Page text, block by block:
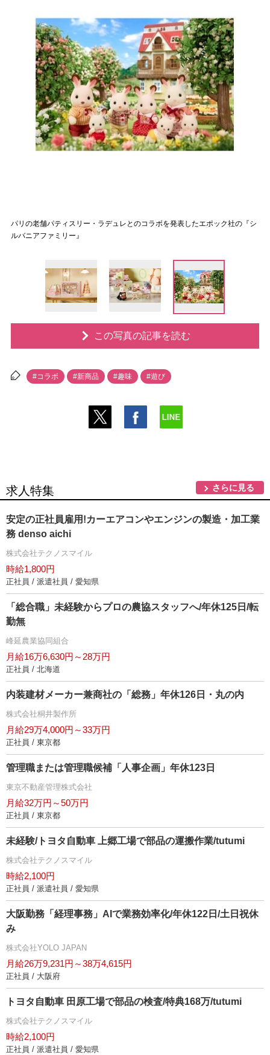
パリの老舗パティスリー・ラデュレとのコラボを発表したエポック社の『シ
ルバニアファミリー』
この写真の記事を読む
#コラボ #新商品 #趣味 #遊び
求人特集 さらに見る
安定の正社員雇用!カーエアコンやエンジンの製造・加工業
務 denso aichi
株式会社テクノスマイル
時給1,800円
正社員 / 派遣社員 / 愛知県
「総合職」未経験からプロの農協スタッフへ/年休125日/転
勤無
峰延農業協同組合
月給16万6,630円～28万円
正社員 / 北海道
内装建材メーカー兼商社の「総務」年休126日・丸の内
株式会社桐井製作所
月給29万4,000円～33万円
正社員 / 東京都
管理職または管理職候補「人事企画」年休123日
東京不動産管理株式会社
月給32万円～50万円
正社員 / 東京都
未経験/トヨタ自動車 上郷工場で部品の運搬作業/tutumi
株式会社テクノスマイル
時給2,100円
正社員 / 派遣社員 / 愛知県
大阪勤務「経理事務」AIで業務効率化/年休122日/土日祝休
み
株式会社YOLO JAPAN
月給26万9,231円～38万4,615円
正社員 / 大阪府
トヨタ自動車 田原工場で部品の検査/特典168万/tutumi
株式会社テクノスマイル
時給2,100円
正社員 / 派遣社員 / 愛知県